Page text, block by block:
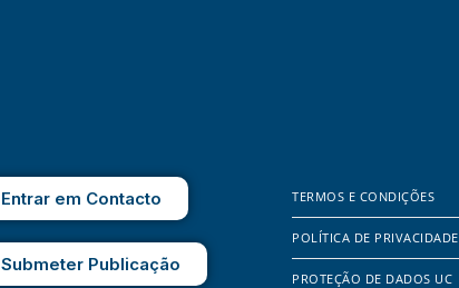
Entrar em Contacto
Submeter Publicação
TERMOS E CONDIÇÕES
POLÍTICA DE PRIVACIDADE
PROTEÇÃO DE DADOS UC